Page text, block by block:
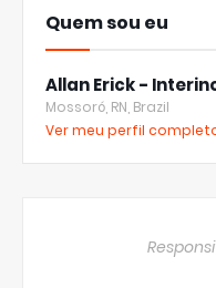
Quem sou eu
Allan Erick -
Mossoró, RN, Brazil
Ver meu perfil